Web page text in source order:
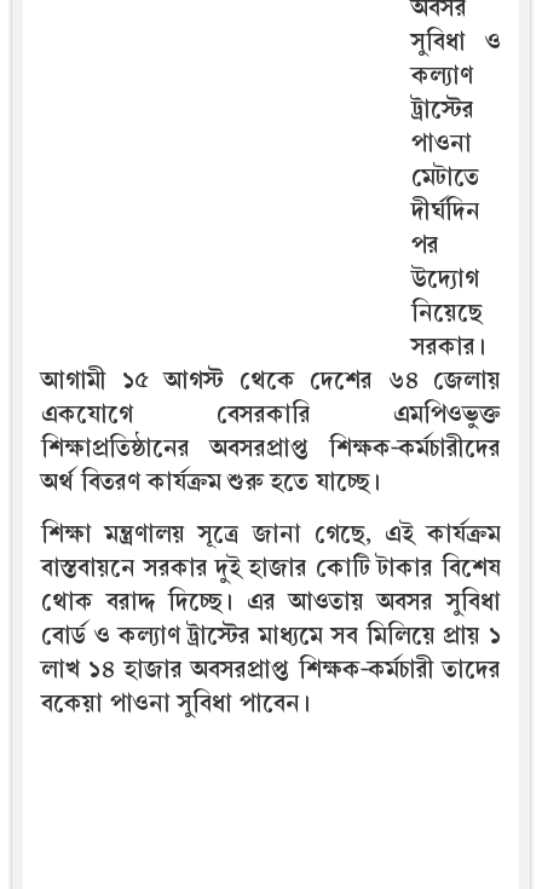
অবসর
সুবিধা ও
কল্যাণ
ট্রাস্টের
পাওনা
মেটাতে
দীর্ঘদিন
পর
উদ্যোগ
নিয়েছে
সরকার।
আগামী ১৫ আগস্ট থেকে দেশের ৬৪ জেলায়
একযোগে বেসরকারি এমপিওভুক্ত
শিক্ষাপ্রতিষ্ঠানের অবসরপ্রাপ্ত শিক্ষক-কর্মচারীদের
অর্থ বিতরণ কার্যক্রম শুরু হতে যাচ্ছে।
শিক্ষা মন্ত্রণালয় সূত্রে জানা গেছে, এই কার্যক্রম
বাস্তবায়নে সরকার দুই হাজার কোটি টাকার বিশেষ
থোক বরাদ্দ দিচ্ছে। এর আওতায় অবসর সুবিধা
বোর্ড ও কল্যাণ ট্রাস্টের মাধ্যমে সব মিলিয়ে প্রায় ১
লাখ ১৪ হাজার অবসরপ্রাপ্ত শিক্ষক-কর্মচারী তাদের
বকেয়া পাওনা সুবিধা পাবেন।